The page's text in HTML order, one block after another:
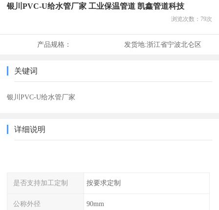
银川PVC-U给水管厂家 工业保温管道 凯鑫管道科技
浏览次数： 79次
产品规格： 发货地:浙江省宁波北仑区
关键词
银川PVC-U给水管厂家
详细说明
是否支持加工定制 按要求定制
公称外径 90mm